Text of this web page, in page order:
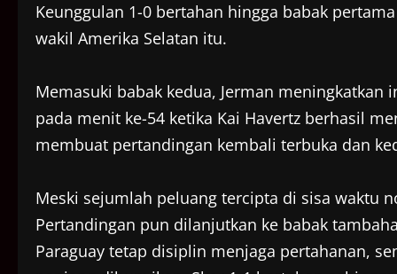
Keunggulan 1-0 bertahan hingga babak
wakil Amerika Selatan itu.
Memasuki babak kedua, Jerman
pada menit ke-54 ketika Kai Havertz berhasil
membuat pertandingan kembali terbuka dan
Meski sejumlah peluang tercipta di sisa waktu
Pertandingan pun dilanjutkan ke babak
Paraguay tetap disiplin menjaga pertahanan,